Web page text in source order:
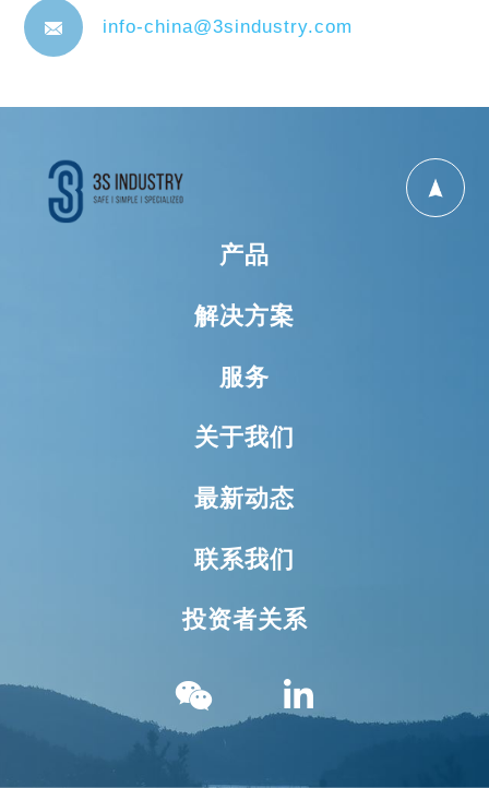
info-china@3sindustry.com
产品
解决方案
服务
关于我们
最新动态
联系我们
投资者关系